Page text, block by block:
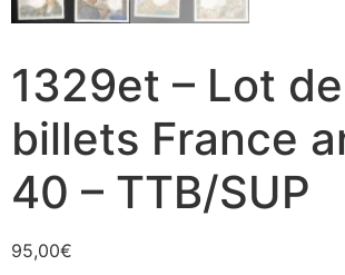
1329et – Lot
billets France
40 – TTB/SUP
95,00€